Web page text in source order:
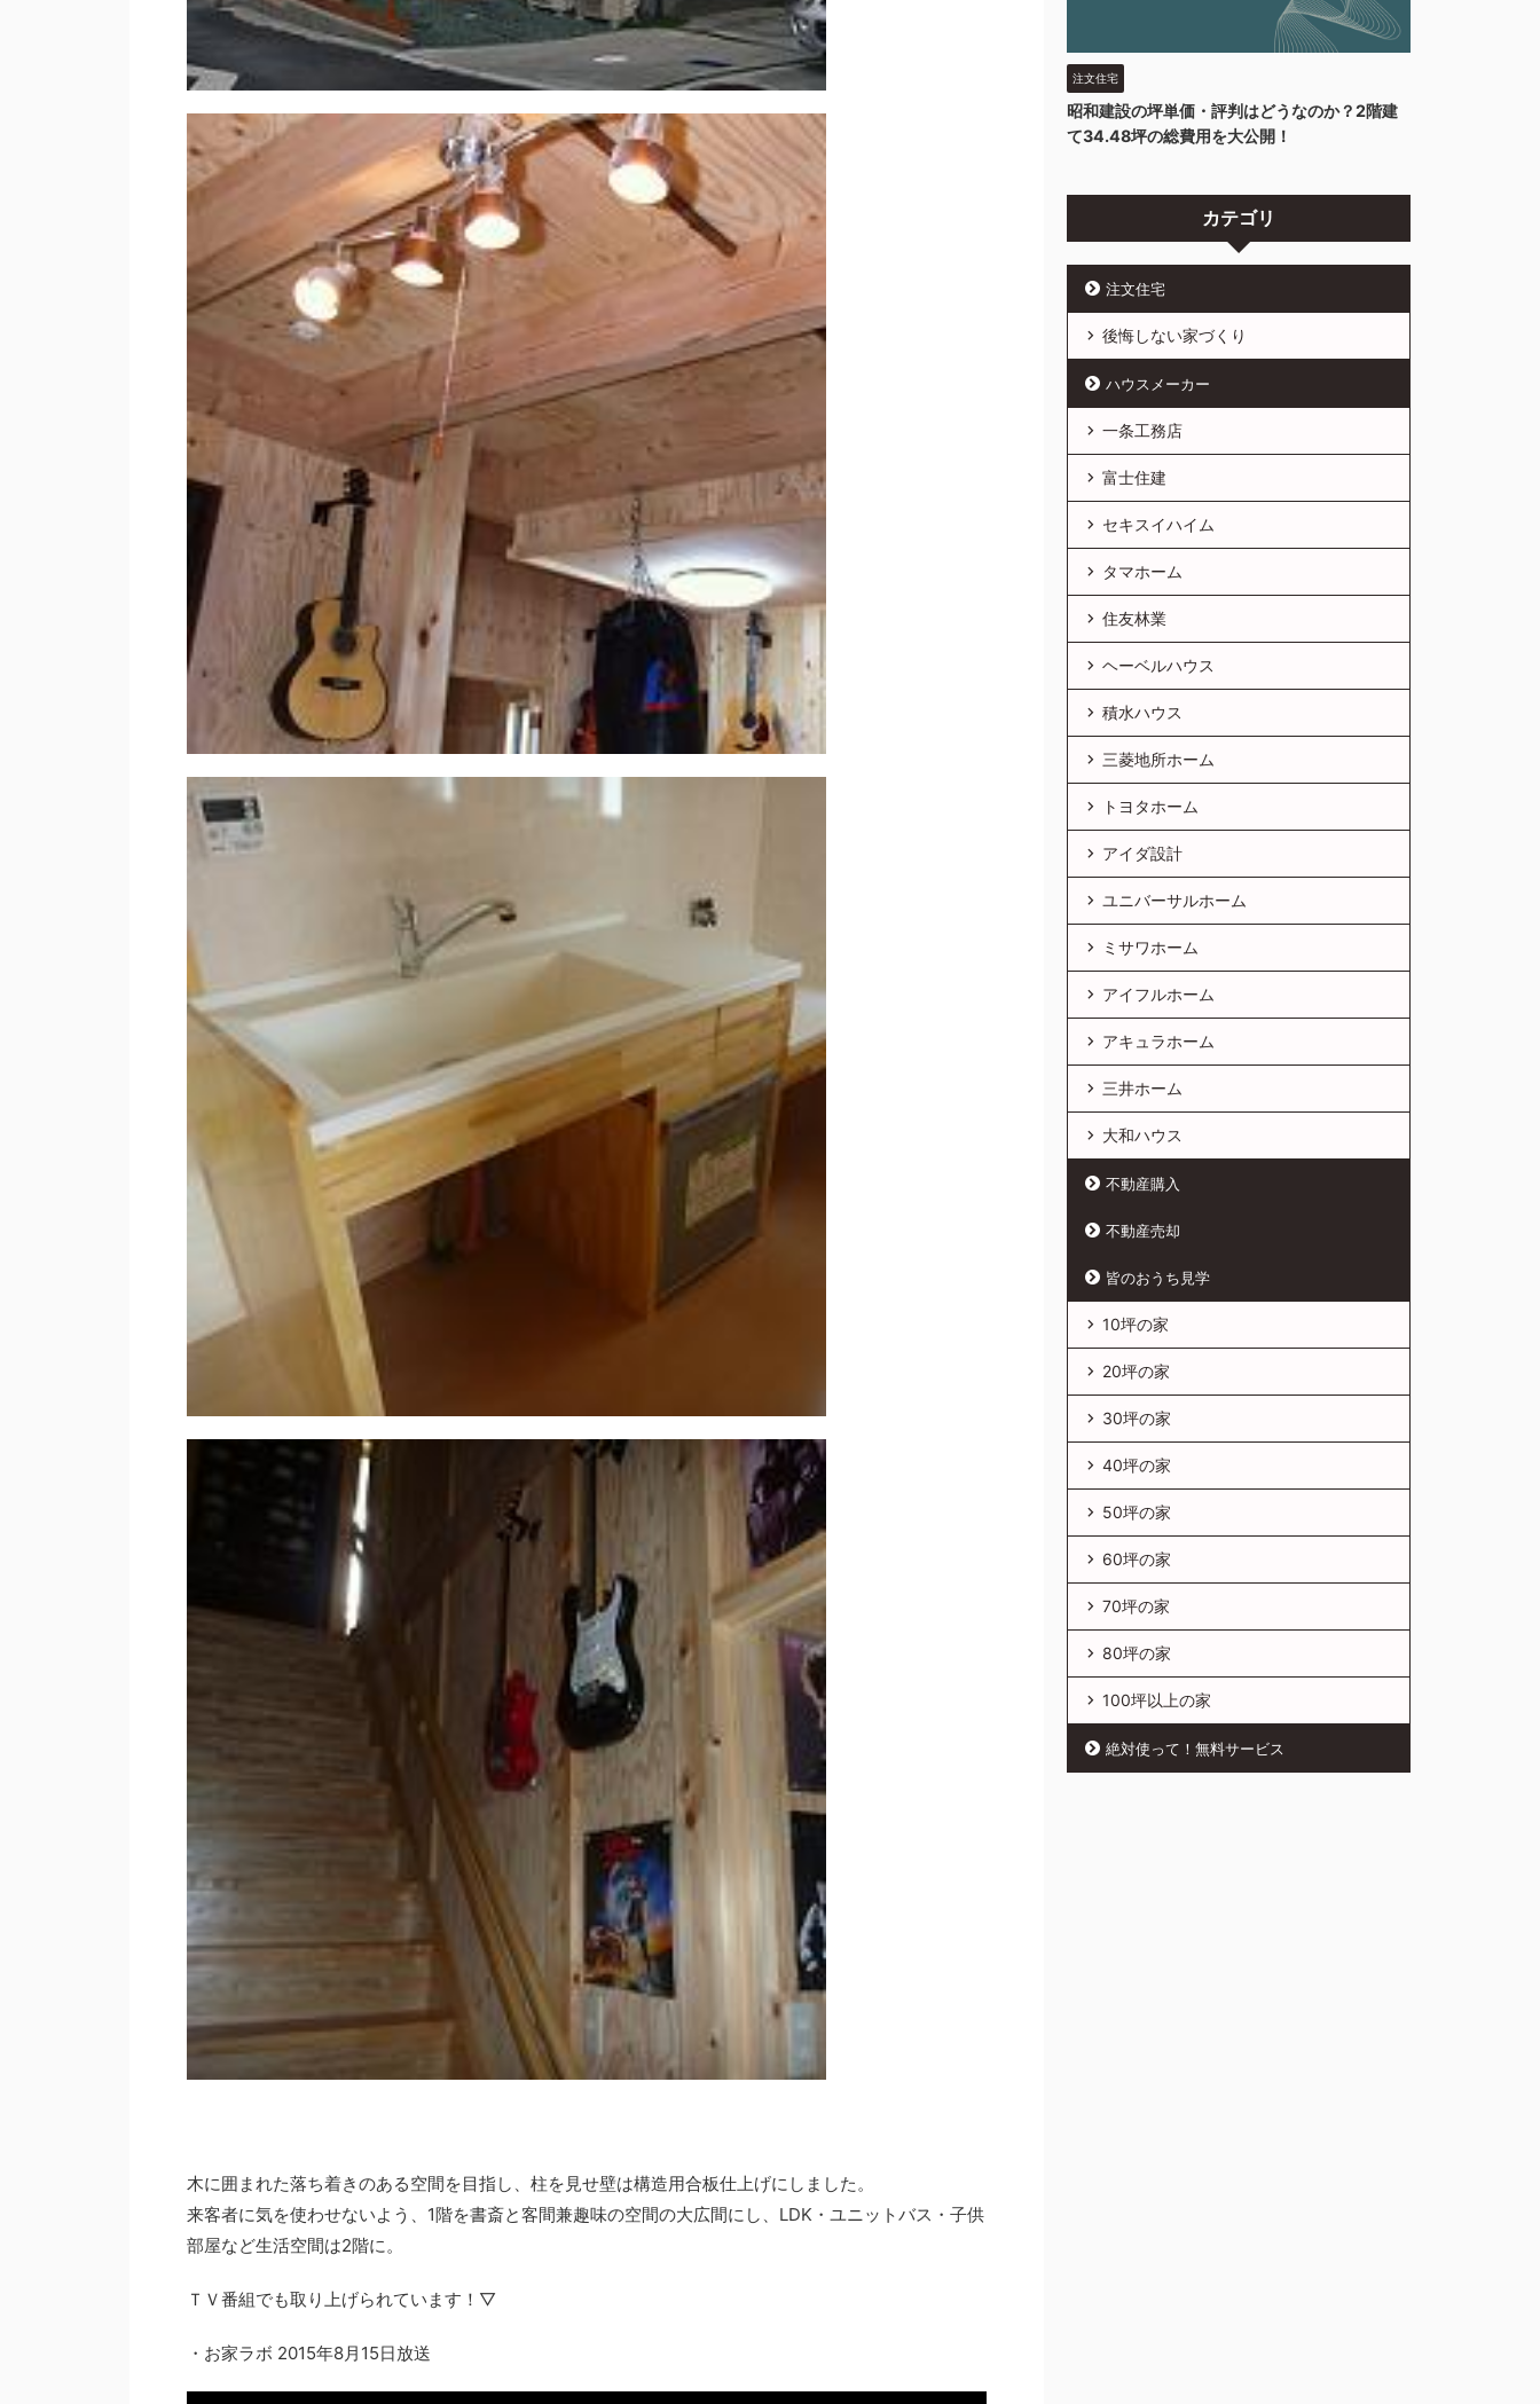
木に囲まれた落ち着きのある空間を目指し、柱を見せ壁は構造用合板仕上げにしました。
来客者に気を使わせないよう、1階を書斎と客間兼趣味の空間の大広間にし、LDK・ユニットバス・子供
部屋など生活空間は2階に。
ＴＶ番組でも取り上げられています！▽
・お家ラボ 2015年8月15日放送
注文住宅
昭和建設の坪単価・評判はどうなのか？2階建
て34.48坪の総費用を大公開！
カテゴリ
注文住宅
後悔しない家づくり
ハウスメーカー
一条工務店
富士住建
セキスイハイム
タマホーム
住友林業
ヘーベルハウス
積水ハウス
三菱地所ホーム
トヨタホーム
アイダ設計
ユニバーサルホーム
ミサワホーム
アイフルホーム
アキュラホーム
三井ホーム
大和ハウス
不動産購入
不動産売却
皆のおうち見学
10坪の家
20坪の家
30坪の家
40坪の家
50坪の家
60坪の家
70坪の家
80坪の家
100坪以上の家
絶対使って！無料サービス